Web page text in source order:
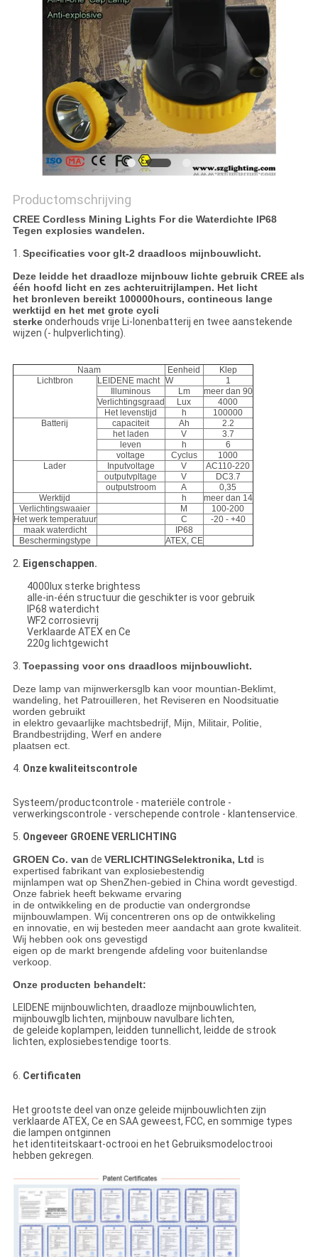
Productomschrijving
CREE Cordless Mining Lights For die Waterdichte IP68
Tegen explosies wandelen.
1. Specificaties voor glt-2 draadloos mijnbouwlicht.
Deze leidde het draadloze mijnbouw lichte gebruik CREE als
één hoofd licht en zes achteruitrijlampen. Het licht
het bronleven bereikt 100000hours, contineous lange
werktijd en het met grote cycli
sterkeonderhouds vrije Li-Ionenbatterij en twee aanstekende
wijzen (- hulpverlichting).
Naam Eenheid
Klep
Lichtbron
LEIDENE macht W
1
Illuminous
Lm
meer dan 90
Verlichtingsgraad
Lux
4000
Het levenstijd
h
100000
Batterij
capaciteit Ah
2.2
het laden
V
3.7
leven
h
6
voltage
Cyclus
1000
Lader
Inputvoltage V
AC110-220
outputvpltage
V
DC3.7
outputstroom
A
0,35
Werktijd
h
meer dan 14
Verlichtingswaaier
M
100-200
Het werk temperatuur
C
-20 - +40
maak waterdicht
IP68
Beschermingstype
ATEX, CE
2. Eigenschappen.
4000lux sterke brightess
alle-in-één structuur die geschikter is voor gebruik
IP68 waterdicht
WF2 corrosievrij
Verklaarde ATEX en Ce
220g lichtgewicht
3. Toepassing voor ons draadloos mijnbouwlicht.
Deze lamp van mijnwerkersglb kan voor mountian-Beklimt,
wandeling, het Patrouilleren, het Reviseren en Noodsituatie
worden gebruikt
in elektro gevaarlijke machtsbedrijf, Mijn, Militair, Politie,
Brandbestrijding, Werf en andere
plaatsen ect.
4. Onze kwaliteitscontrole
Systeem/productcontrole - materiële controle -
verwerkingscontrole - verschepende controle - klantenservice.
5. Ongeveer GROENE VERLICHTING
GROEN Co. van de VERLICHTINGSelektronika, Ltd is
expertised fabrikant van explosiebestendig
mijnlampen wat op ShenZhen-gebied in China wordt gevestigd.
Onze fabriek heeft bekwame ervaring
in de ontwikkeling en de productie van ondergrondse
mijnbouwlampen. Wij concentreren ons op de ontwikkeling
en innovatie, en wij besteden meer aandacht aan grote kwaliteit.
Wij hebben ook ons gevestigd
eigen op de markt brengende afdeling voor buitenlandse
verkoop.
Onze producten behandelt:
LEIDENE mijnbouwlichten, draadloze mijnbouwlichten,
mijnbouwglb lichten, mijnbouw navulbare lichten,
de geleide koplampen, leidden tunnellicht, leidde de strook
lichten, explosiebestendige toorts.
6. Certificaten
Het grootste deel van onze geleide mijnbouwlichten zijn
verklaarde ATEX, Ce en SAA geweest, FCC, en sommige types
die lampen ontginnen
het identiteitskaart-octrooi en het Gebruiksmodeloctrooi
hebben gekregen.